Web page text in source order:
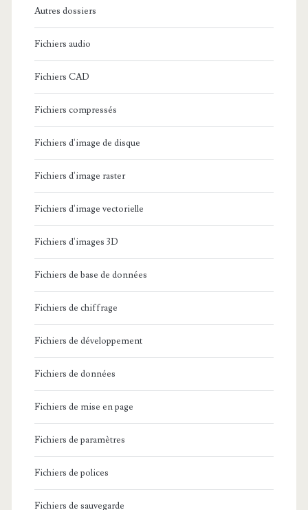
Autres dossiers
Fichiers audio
Fichiers CAD
Fichiers compressés
Fichiers d'image de disque
Fichiers d'image raster
Fichiers d'image vectorielle
Fichiers d'images 3D
Fichiers de base de données
Fichiers de chiffrage
Fichiers de développement
Fichiers de données
Fichiers de mise en page
Fichiers de paramètres
Fichiers de polices
Fichiers de sauvegarde